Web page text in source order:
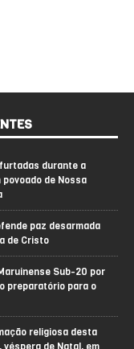
durante a
de Nossa
paz desarmada
de Cristo
Sub-20 por
preparatório para o
religiosa desta